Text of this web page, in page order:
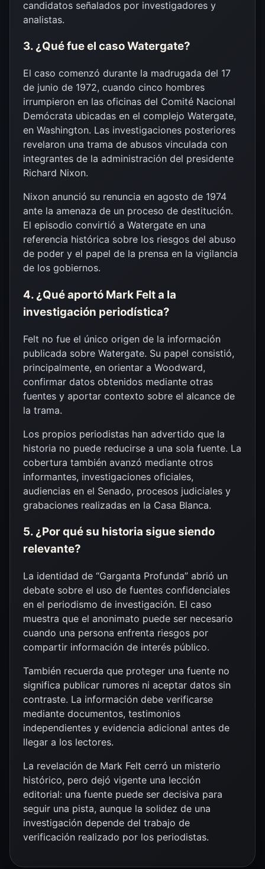
candidatos señalados por investigadores y
analistas.
3. ¿Qué fue el caso Watergate?
El caso comenzó durante la madrugada del 17
de junio de 1972, cuando cinco hombres
irrumpieron en las oficinas del Comité Nacional
Demócrata ubicadas en el complejo Watergate,
en Washington. Las investigaciones posteriores
revelaron una trama de abusos vinculada con
integrantes de la administración del presidente
Richard Nixon.
Nixon anunció su renuncia en agosto de 1974
ante la amenaza de un proceso de destitución.
El episodio convirtió a Watergate en una
referencia histórica sobre los riesgos del abuso
de poder y el papel de la prensa en la vigilancia
de los gobiernos.
4. ¿Qué aportó Mark Felt a la
investigación periodística?
Felt no fue el único origen de la información
publicada sobre Watergate. Su papel consistió,
principalmente, en orientar a Woodward,
confirmar datos obtenidos mediante otras
fuentes y aportar contexto sobre el alcance de
la trama.
Los propios periodistas han advertido que la
historia no puede reducirse a una sola fuente. La
cobertura también avanzó mediante otros
informantes, investigaciones oficiales,
audiencias en el Senado, procesos judiciales y
grabaciones realizadas en la Casa Blanca.
5. ¿Por qué su historia sigue siendo
relevante?
La identidad de “Garganta Profunda” abrió un
debate sobre el uso de fuentes confidenciales
en el periodismo de investigación. El caso
muestra que el anonimato puede ser necesario
cuando una persona enfrenta riesgos por
compartir información de interés público.
También recuerda que proteger una fuente no
significa publicar rumores ni aceptar datos sin
contraste. La información debe verificarse
mediante documentos, testimonios
independientes y evidencia adicional antes de
llegar a los lectores.
La revelación de Mark Felt cerró un misterio
histórico, pero dejó vigente una lección
editorial: una fuente puede ser decisiva para
seguir una pista, aunque la solidez de una
investigación depende del trabajo de
verificación realizado por los periodistas.